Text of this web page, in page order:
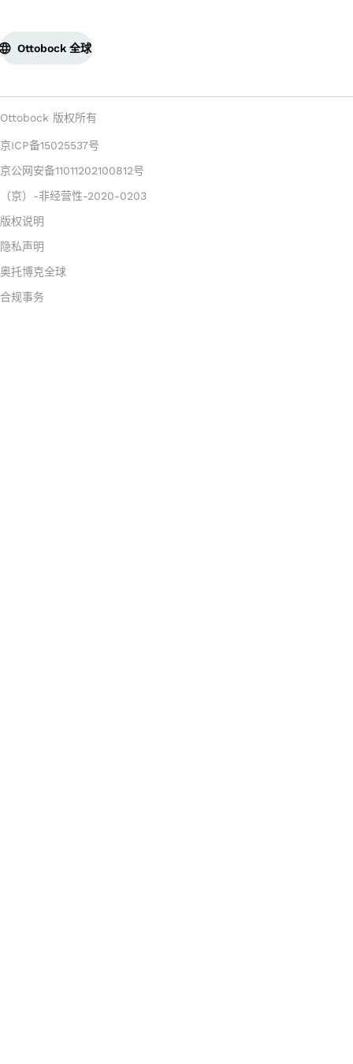
Ottobock 全球
Ottobock 版权所有
京ICP备15025537号
京公网安备11011202100812号
（京）-非经营性-2020-0203
版权说明
隐私声明
奥托博克全球
合规事务